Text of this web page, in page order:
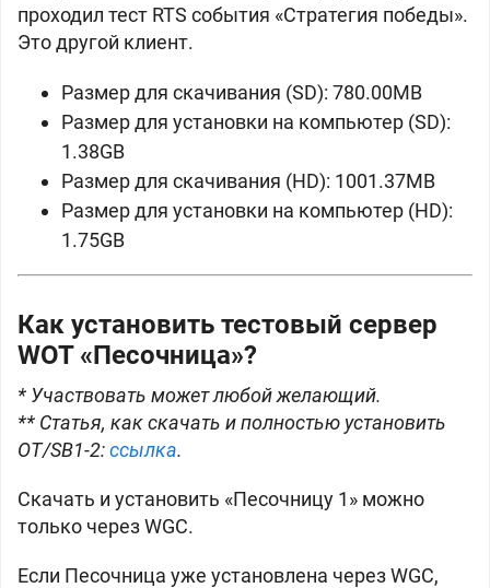
проходил тест RTS события «Стратегия победы».
Это другой клиент.
Размер для скачивания (SD): 780.00MB
Размер для установки на компьютер (SD):
1.38GB
Размер для скачивания (HD): 1001.37MB
Размер для установки на компьютер (HD):
1.75GB
Как установить тестовый сервер
WOT «Песочница»?
* Участвовать может любой желающий.
** Статья, как скачать и полностью установить
OT/SB1-2:ссылка.
Скачать и установить «Песочницу 1» можно
только через WGC.
Если Песочница уже установлена через WGC,